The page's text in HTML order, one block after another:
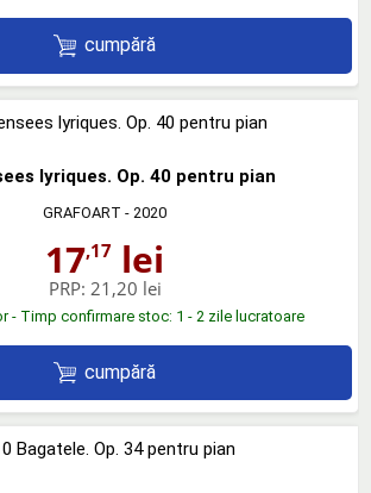
cumpără
lyriques. Op. 40 pentru pian
GRAFOART - 2020
17,17 lei
PRP: 21,20 lei
- Timp confirmare stoc: 1 - 2 zile lucratoare
cumpără